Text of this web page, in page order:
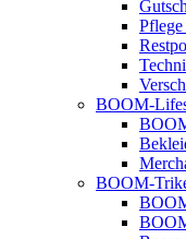
BOOM-
BOOM-